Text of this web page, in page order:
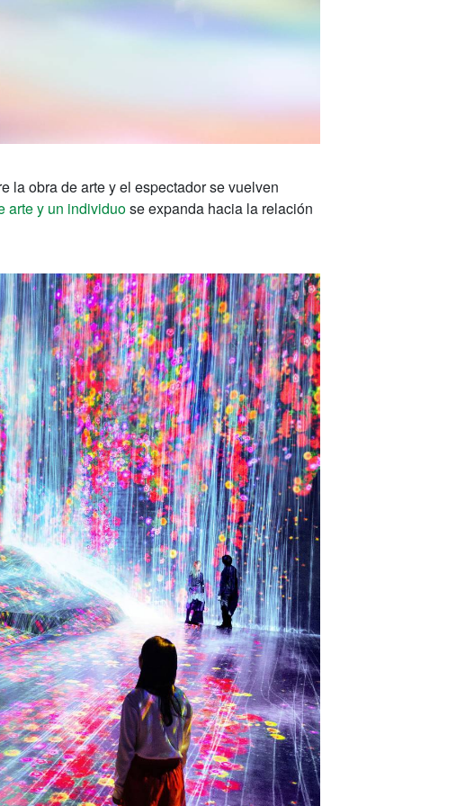
la obra de arte y el espectador se vuelven
arte y un individuose expanda hacia la relación